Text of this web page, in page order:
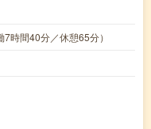
時間40分／休憩65分）